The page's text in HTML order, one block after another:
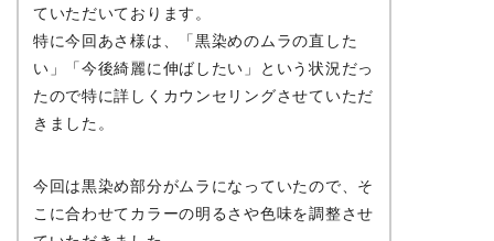
ていただいております。
特に今回あさ様は、「黒染めのムラの直した
い」「今後綺麗に伸ばしたい」という状況だっ
たので特に詳しくカウンセリングさせていただ
きました。
今回は黒染め部分がムラになっていたので、そ
こに合わせてカラーの明るさや色味を調整させ